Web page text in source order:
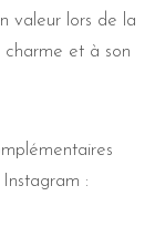
valeur lors de la
et à son
: